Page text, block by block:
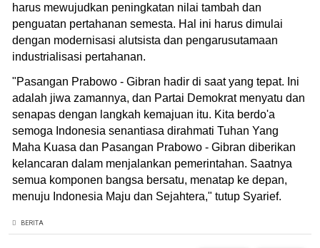
harus mewujudkan peningkatan nilai tambah dan
penguatan pertahanan semesta. Hal ini harus dimulai
dengan modernisasi alutsista dan pengarusutamaan
industrialisasi pertahanan.
"Pasangan Prabowo - Gibran hadir di saat yang tepat. Ini
adalah jiwa zamannya, dan Partai Demokrat menyatu dan
senapas dengan langkah kemajuan itu. Kita berdo'a
semoga Indonesia senantiasa dirahmati Tuhan Yang
Maha Kuasa dan Pasangan Prabowo - Gibran diberikan
kelancaran dalam menjalankan pemerintahan. Saatnya
semua komponen bangsa bersatu, menatap ke depan,
menuju Indonesia Maju dan Sejahtera," tutup Syarief.
BERITA